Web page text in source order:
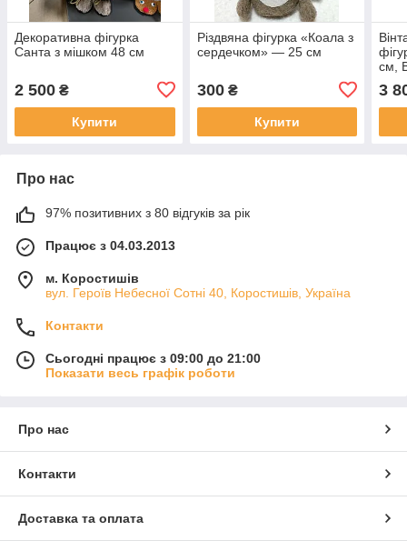
Декоративна фігурка
Санта з мішком 48 см
2 500 ₴
Купити
Різдвяна фігурка «Коала з
сердечком» — 25 см
300₴
Купити
см,
3
Про нас
97% позитивних з 80 відгуків за рік
Працює з 04.03.2013
м. Коростишів
вул. Героїв Небесної Сотні 40, Коростишів, Україна
Контакти
Сьогодні працює з 09:00 до 21:00
Показати весь графік роботи
Про нас
Контакти
Доставка та оплата